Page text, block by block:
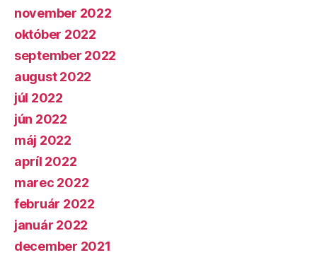
november 2022
október 2022
september 2022
august 2022
júl 2022
jún 2022
máj 2022
apríl 2022
marec 2022
február 2022
január 2022
december 2021